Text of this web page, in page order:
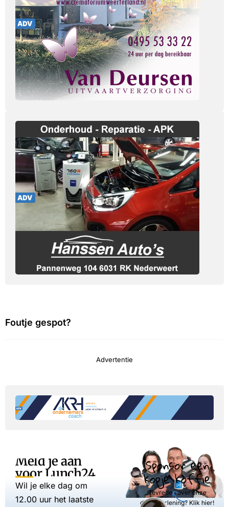
Foutje gespot?
Advertentie
Meld je aan
voor Lunch24
Wil je elke dag om
12.00 uur het laatste
Sponsor een
kopje koffie
Tevreden over onze
dienstverlening? Klik hier!